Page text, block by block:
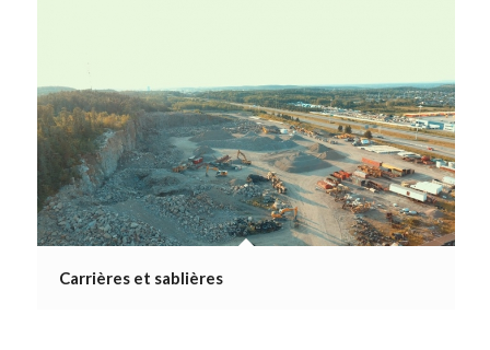
Carrières et sablières